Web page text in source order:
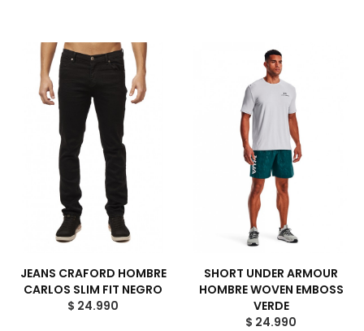
JEANS CRAFORD HOMBRE
CARLOS SLIM FIT NEGRO
$ 24.990
SHORT UNDER ARMOUR
HOMBRE WOVEN EMBOSS
VERDE
$ 24.990